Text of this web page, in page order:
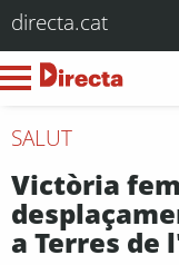
directa.cat
SALUT
Victòria
a Terres de